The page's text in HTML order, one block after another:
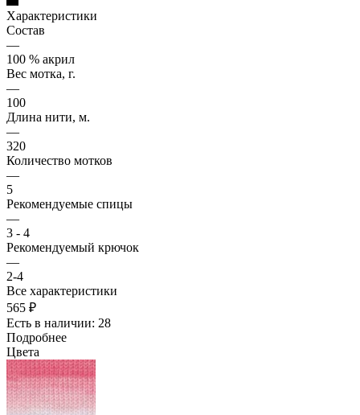
Характеристики
Состав
—
100 % акрил
Вес мотка, г.
—
100
Длина нити, м.
—
320
Количество мотков
—
5
Рекомендуемые спицы
—
3 - 4
Рекомендуемый крючок
—
2-4
Все характеристики
565 ₽
Есть в наличии: 28
Подробнее
Цвета